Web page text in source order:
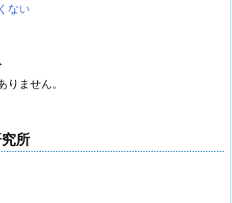
ない
りません。
所